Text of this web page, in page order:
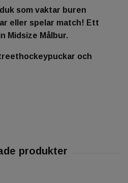
som vaktar buren
eller spelar match! Ett
Midsize Målbur.
och